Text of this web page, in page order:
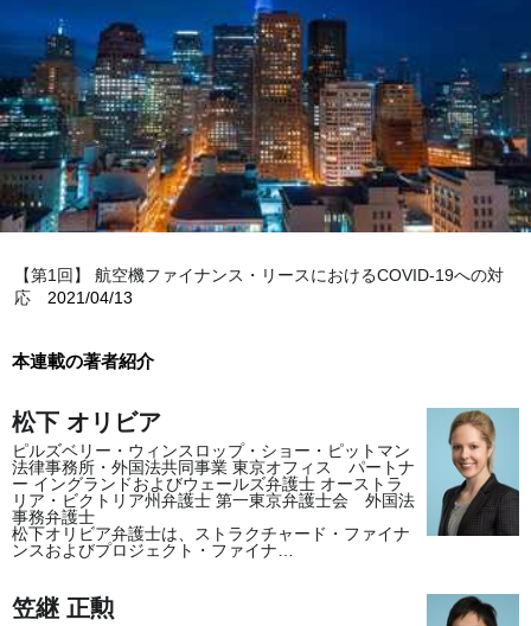
【第1回】 航空機ファイナンス・リースにおけるCOVID-19への対
応 2021/04/13
本連載の著者紹介
松下 オリビア
ピルズベリー・ウィンスロップ・ショー・ピットマン
法律事務所・外国法共同事業 東京オフィス パートナ
ー イングランドおよびウェールズ弁護士 オーストラ
リア・ビクトリア州弁護士 第一東京弁護士会 外国法
事務弁護士
松下オリビア弁護士は、ストラクチャード・ファイナ
ンスおよびプロジェクト・ファイナ…
笠継 正勲